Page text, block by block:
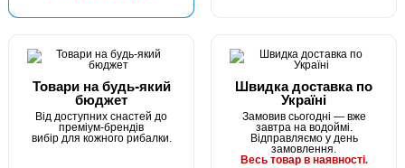
Годівниця кавун некраш з доп.пружиною 20г
Товари на будь-який
бюджет
Від доступних снастей до
преміум-брендів
вибір для кожного рибалки.
Швидка доставка по
Україні
Замовив сьогодні — вже
завтра на водоймі.
Відправляємо у день
замовлення.
Весь товар в наявності.